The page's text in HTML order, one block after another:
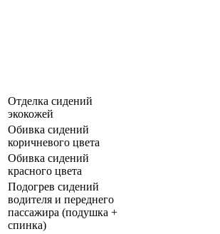
Отделка сидений
экокожей
Обивка сидений
коричневого цвета
Обивка сидений
красного цвета
Подогрев сидений
водителя и переднего
пассажира (подушка +
спинка)